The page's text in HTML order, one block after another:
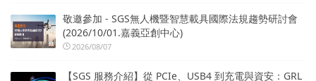
敬邀參加 - SGS無人機暨智慧載具國際法規趨勢研討會
(2026/10/01.嘉義亞創中心)
2026/08/07
【SGS 服務介紹】從 PCIe、USB4 到充電與資安：GRL